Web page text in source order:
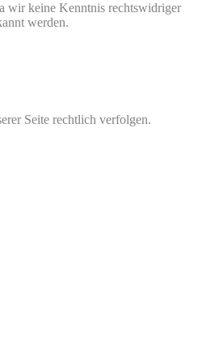
wir keine Kenntnis rechtswidriger
werden.
Seite rechtlich verfolgen.